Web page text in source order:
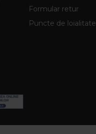
Formular retur
Puncte de loialitate